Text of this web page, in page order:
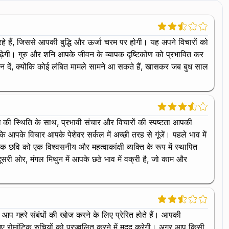
जिससे आपकी बुद्धि और ऊर्जा चरम पर होगी। यह अपने विचारों को
गुरु और शनि आपके जीवन के व्यापक दृष्टिकोण को प्रभावित कर
दें, क्योंकि कोई लंबित मामले सामने आ सकते हैं, खासकर जब बुध साल
स्थिति के साथ, प्रभावी संचार और विचारों की स्पष्टता आपकी
आपके विचार आपके पेशेवर सर्कल में अच्छी तरह से गूंजें। पहले भाव में
को एक विश्वसनीय और महत्वाकांक्षी व्यक्ति के रूप में स्थापित
ओर, मंगल मिथुन में आपके छठे भाव में वक्री है, जो काम और
आप गहरे संबंधों की खोज करने के लिए प्रेरित होते हैं। आपकी
रुचियों को प्रज्वलित करने में मदद करेगी। अगर आप किसी